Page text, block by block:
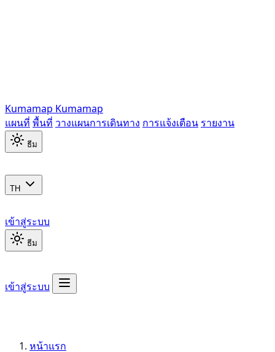
Kumamap Kumamap
แผนที่ พื้นที่ วางแผนการเดินทาง การแจ้งเตือน รายงาน
ธีม
TH
เข้าสู่ระบบ
ธีม
เข้าสู่ระบบ
หน้าแรก